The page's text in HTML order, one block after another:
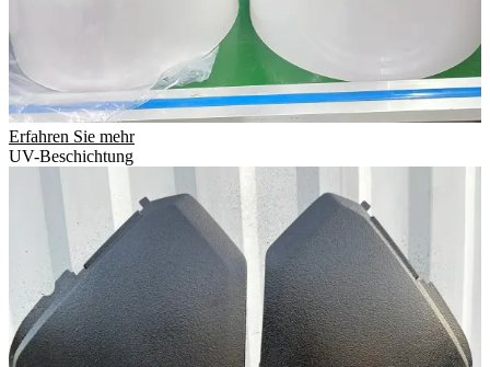
Erfahren Sie mehr
UV-Beschichtung